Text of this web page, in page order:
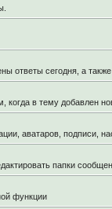
ответы сегодня, а
когда в тему добавлен
аватаров, подписи,
папки
функции